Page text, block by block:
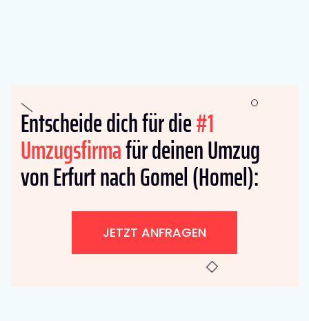
Entscheide dich für die#1
Umzugsfirmafür deinen Umzug
von Erfurt nach Gomel (Homel):
JETZT ANFRAGEN